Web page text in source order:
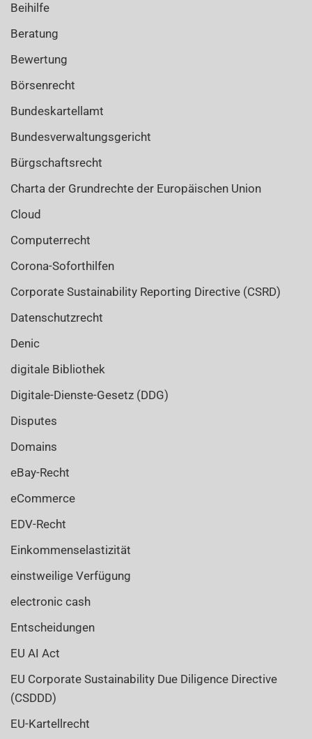
Beihilfe
Beratung
Bewertung
Börsenrecht
Bundeskartellamt
Bundesverwaltungsgericht
Bürgschaftsrecht
Charta der Grundrechte der Europäischen Union
Cloud
Computerrecht
Corona-Soforthilfen
Corporate Sustainability Reporting Directive (CSRD)
Datenschutzrecht
Denic
digitale Bibliothek
Digitale-Dienste-Gesetz (DDG)
Disputes
Domains
eBay-Recht
eCommerce
EDV-Recht
Einkommenselastizität
einstweilige Verfügung
electronic cash
Entscheidungen
EU AI Act
EU Corporate Sustainability Due Diligence Directive
(CSDDD)
EU-Kartellrecht